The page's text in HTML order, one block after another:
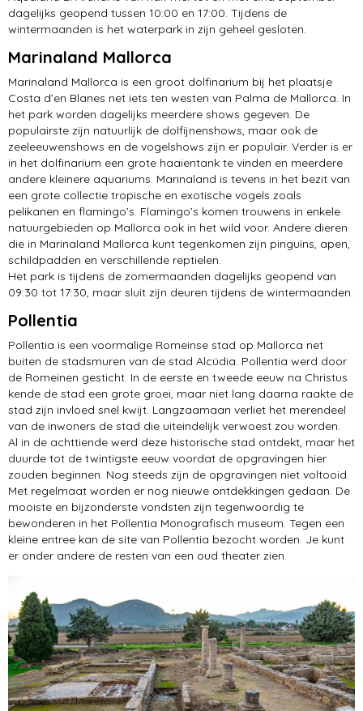
dagelijks geopend tussen 10:00 en 17:00. Tijdens de
wintermaanden is het waterpark in zijn geheel gesloten.
Marinaland Mallorca
Marinaland Mallorca is een groot dolfinarium bij het plaatsje
Costa d’en Blanes net iets ten westen van Palma de Mallorca. In
het park worden dagelijks meerdere shows gegeven. De
populairste zijn natuurlijk de dolfijnenshows, maar ook de
zeeleeuwenshows en de vogelshows zijn er populair. Verder is er
in het dolfinarium een grote haaientank te vinden en meerdere
andere kleinere aquariums. Marinaland is tevens in het bezit van
een grote collectie tropische en exotische vogels zoals
pelikanen en flamingo’s. Flamingo’s komen trouwens in enkele
natuurgebieden op Mallorca ook in het wild voor. Andere dieren
die in Marinaland Mallorca kunt tegenkomen zijn pinguïns, apen,
schildpadden en verschillende reptielen.
Het park is tijdens de zomermaanden dagelijks geopend van
09:30 tot 17:30, maar sluit zijn deuren tijdens de wintermaanden.
Pollentia
Pollentia is een voormalige Romeinse stad op Mallorca net
buiten de stadsmuren van de stad Alcúdia. Pollentia werd door
de Romeinen gesticht. In de eerste en tweede eeuw na Christus
kende de stad een grote groei, maar niet lang daarna raakte de
stad zijn invloed snel kwijt. Langzaamaan verliet het merendeel
van de inwoners de stad die uiteindelijk verwoest zou worden.
Al in de achttiende werd deze historische stad ontdekt, maar het
duurde tot de twintigste eeuw voordat de opgravingen hier
zouden beginnen. Nog steeds zijn de opgravingen niet voltooid.
Met regelmaat worden er nog nieuwe ontdekkingen gedaan. De
mooiste en bijzonderste vondsten zijn tegenwoordig te
bewonderen in het Pollentia Monografisch museum. Tegen een
kleine entree kan de site van Pollentia bezocht worden. Je kunt
er onder andere de resten van een oud theater zien.